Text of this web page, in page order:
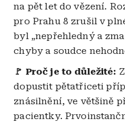
na pět let do vězení.
pro Prahu 8 zrušil v
byl „nepřehledný a
chyby a soudce
🚩 Proč je to důležité:
dopustit pětatřiceti
znásilnění, ve většině
pacientky.